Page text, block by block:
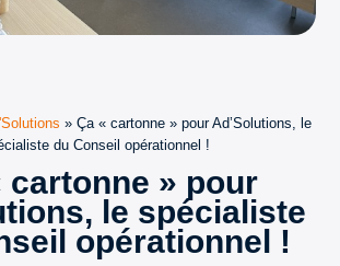
»Ça « cartonne » pour Ad’Solutions, le
du Conseil opérationnel !
cartonne » pour
le spécialiste
opérationnel !